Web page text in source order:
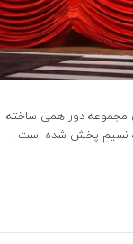
مجموعه دور همی ساخته
نسیم پخش شده است .